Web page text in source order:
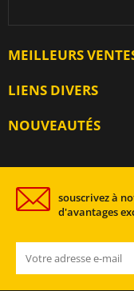
MEILLEURS
LIENS DIVERS
NOUVEAUTÉS
souscrivez à
d'avantages